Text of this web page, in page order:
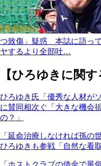
つ致傷」疑惑 本誌に語っ
ヤするより全部吐…
【ひろゆきに関す
ひろゆき氏「優秀な人材が
に賛同相次ぐ「大きな機会
の？」
「延命治療しなければ孫
ひろゆきも参戦「自然な看